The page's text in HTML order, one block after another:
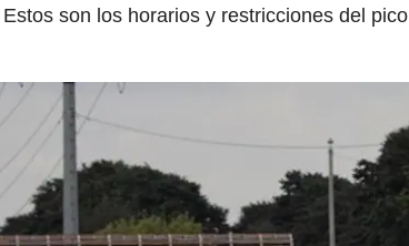
Estos son los horarios y restricciones del